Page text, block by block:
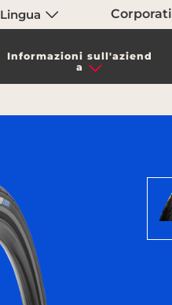
Lingua
Informazioni sull'aziend
a